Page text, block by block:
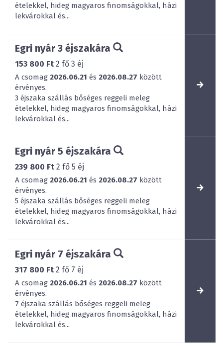
ételekkel, hideg magyaros finomságokkal, házi
lekvárokkal és...
Egri nyár 3 éjszakára
153 800 Ft 2 fő 3 éj
A csomag 2026.06.21 és 2026.08.27 között
érvényes.
3 éjszaka szállás bőséges reggeli meleg
ételekkel, hideg magyaros finomságokkal, házi
lekvárokkal és...
Egri nyár 5 éjszakára
239 800 Ft 2 fő 5 éj
A csomag 2026.06.21 és 2026.08.27 között
érvényes.
5 éjszaka szállás bőséges reggeli meleg
ételekkel, hideg magyaros finomságokkal, házi
lekvárokkal és...
Egri nyár 7 éjszakára
317 800 Ft 2 fő 7 éj
A csomag 2026.06.21 és 2026.08.27 között
érvényes.
7 éjszaka szállás bőséges reggeli meleg
ételekkel, hideg magyaros finomságokkal, házi
lekvárokkal és...